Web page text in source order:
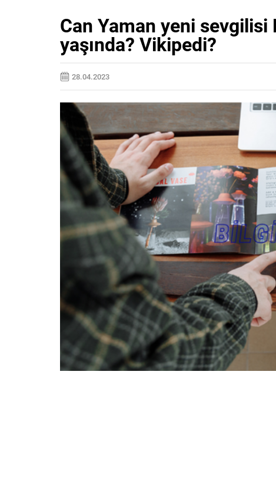
Can Yaman yeni sevgilisi
yaşında? Vikipedi?
28.04.2023